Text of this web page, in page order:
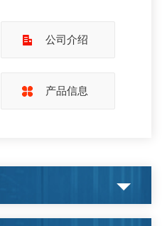
公司介绍
产品信息